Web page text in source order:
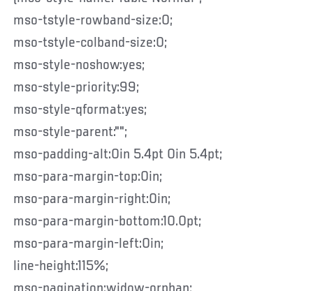
mso-tstyle-rowband-size:0;
mso-tstyle-colband-size:0;
mso-style-noshow:yes;
mso-style-priority:99;
mso-style-qformat:yes;
mso-style-parent:"";
mso-padding-alt:0in 5.4pt 0in 5.4pt;
mso-para-margin-top:0in;
mso-para-margin-right:0in;
mso-para-margin-bottom:10.0pt;
mso-para-margin-left:0in;
line-height:115%;